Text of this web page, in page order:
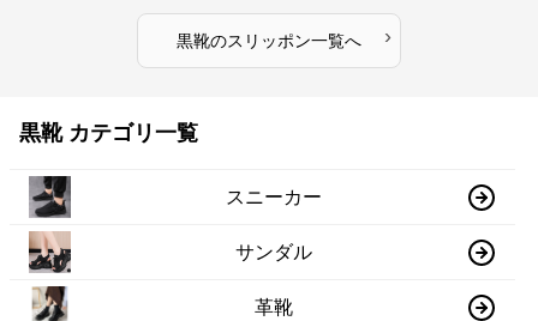
黒靴のスリッポン一覧へ ›
黒靴 カテゴリ一覧
スニーカー
サンダル
革靴